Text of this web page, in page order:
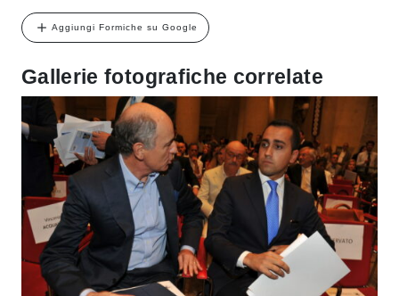
Aggiungi Formiche su Google
Gallerie fotografiche correlate